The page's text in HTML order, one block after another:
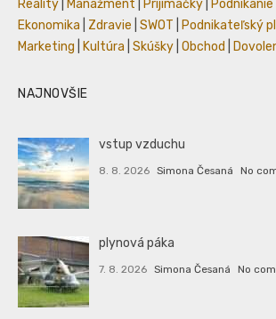
Reality
Manažment Prijímáčky Podnikanie
Ekonomika
Zdravie SWOT Podnikateľský
Marketing
Kultúra Skúšky Obchod
NAJNOVŠIE
vstup vzduchu
8. 8. 2026 Simona Česaná No
plynová páka
7. 8. 2026 Simona Česaná No